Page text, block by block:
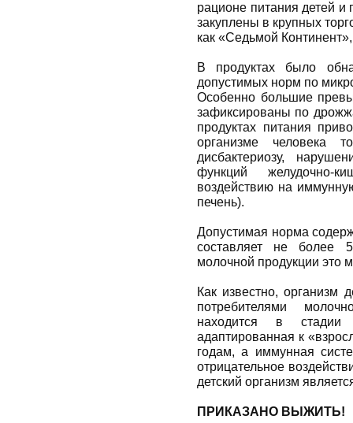
рационе питания детей
закуплены в крупных
как «Седьмой
В продуктах было
допустимых норм по
Особенно большие
зафиксированы по
продуктах питания
организме человека
дисбактериозу,
функций желудочно-
воздействию на
печень).
Допустимая норма
составляет не более
молочной продукции это
Как известно,
потребителями
находится в стадии
адаптированная к
годам, а иммунная
отрицательное
детский организм
ПРИКАЗАНО ВЫЖИТЬ!